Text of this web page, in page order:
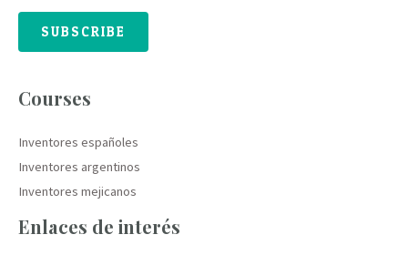
SUBSCRIBE
Courses
Inventores españoles
Inventores argentinos
Inventores mejicanos
Enlaces de interés